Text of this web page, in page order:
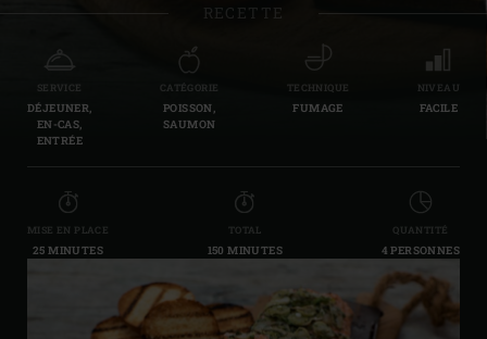
RECETTE
SERVICE
DÉJEUNER,
EN-CAS,
ENTRÉE
CATÉGORIE
POISSON,
SAUMON
TECHNIQUE
FUMAGE
NIVEAU
FACILE
MISE EN PLACE
25 MINUTES
TOTAL
150 MINUTES
QUANTITÉ
4 PERSONNES